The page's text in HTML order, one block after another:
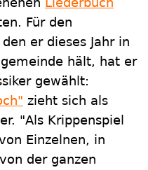
Für den
er dieses Jahr in
hält, hat er
gewählt:
zieht sich als
"Als Krippenspiel
Einzelnen, in
der ganzen